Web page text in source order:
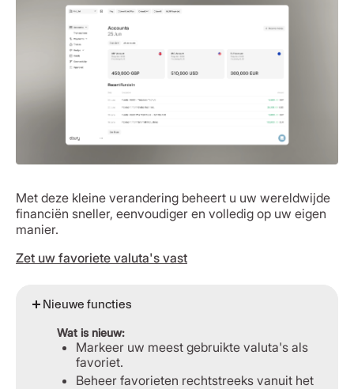
Met deze kleine verandering beheert u uw wereldwijde
financiën sneller, eenvoudiger en volledig op uw eigen
manier.
Zet uw favoriete valuta's vast
Nieuwe functies
Wat is nieuw:
Markeer uw meest gebruikte valuta's als
favoriet.
Beheer favorieten rechtstreeks vanuit het